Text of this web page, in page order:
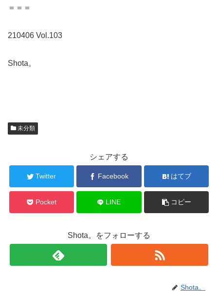
＝＝＝
210406 Vol.103
Shota。
未分類
シェアする
Twitter Facebook はてブ
Pocket LINE コピー
Shota。をフォローする
Shota。